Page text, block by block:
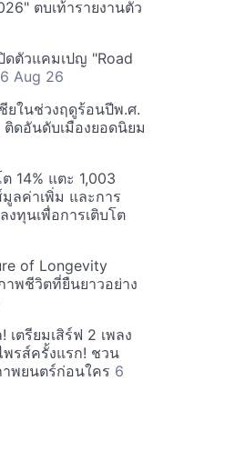
ตบเท้ารายงานตัว
ดตัวแคมเปญ "Road
6 Aug 26
ยในช่วงฤดูร้อนปีพ.ศ.
ดอันดับเมืองยอดนิยม
14% แตะ 1,003
ลค่าเพิ่ม และการ
งทุนเพื่อการเติบโต
of Longevity
พชีวิตที่ยืนยาวอย่าง
เตรียมเสิร์ฟ 2 เพลง
รส์ครั้งแรก! ชวน
พยนตร์ก่อนใคร 6